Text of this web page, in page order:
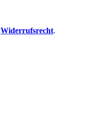
Widerrufsrecht.